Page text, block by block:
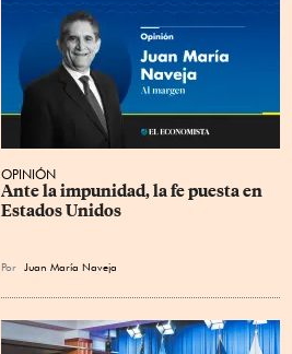
OPINIÓN
Ante la impunidad, la fe puesta en
Estados Unidos
Por Juan María Naveja